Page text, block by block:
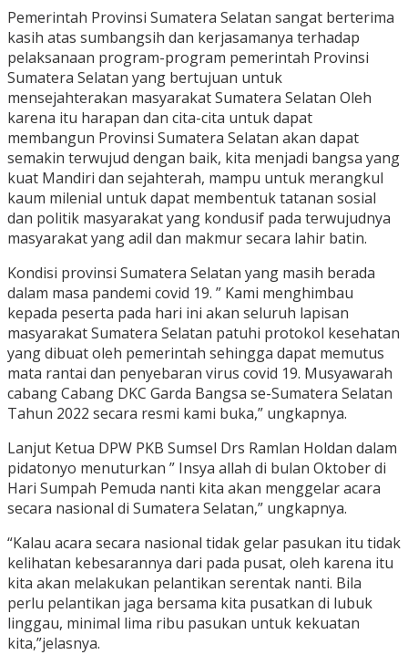
Pemerintah Provinsi Sumatera Selatan sangat berterima
kasih atas sumbangsih dan kerjasamanya terhadap
pelaksanaan program-program pemerintah Provinsi
Sumatera Selatan yang bertujuan untuk
mensejahterakan masyarakat Sumatera Selatan Oleh
karena itu harapan dan cita-cita untuk dapat
membangun Provinsi Sumatera Selatan akan dapat
semakin terwujud dengan baik, kita menjadi bangsa yang
kuat Mandiri dan sejahterah, mampu untuk merangkul
kaum milenial untuk dapat membentuk tatanan sosial
dan politik masyarakat yang kondusif pada terwujudnya
masyarakat yang adil dan makmur secara lahir batin.
Kondisi provinsi Sumatera Selatan yang masih berada
dalam masa pandemi covid 19. ” Kami menghimbau
kepada peserta pada hari ini akan seluruh lapisan
masyarakat Sumatera Selatan patuhi protokol kesehatan
yang dibuat oleh pemerintah sehingga dapat memutus
mata rantai dan penyebaran virus covid 19. Musyawarah
cabang Cabang DKC Garda Bangsa se-Sumatera Selatan
Tahun 2022 secara resmi kami buka,” ungkapnya.
Lanjut Ketua DPW PKB Sumsel Drs Ramlan Holdan dalam
pidatonyo menuturkan ” Insya allah di bulan Oktober di
Hari Sumpah Pemuda nanti kita akan menggelar acara
secara nasional di Sumatera Selatan,” ungkapnya.
“Kalau acara secara nasional tidak gelar pasukan itu tidak
kelihatan kebesarannya dari pada pusat, oleh karena itu
kita akan melakukan pelantikan serentak nanti. Bila
perlu pelantikan jaga bersama kita pusatkan di lubuk
linggau, minimal lima ribu pasukan untuk kekuatan
kita,”jelasnya.